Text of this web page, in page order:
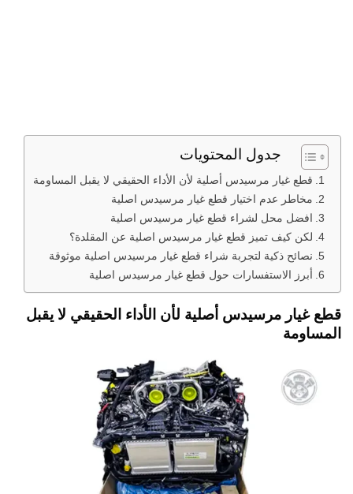
جدول المحتويات
قطع غيار مرسيدس أصلية لأن الأداء الحقيقي لا يقبل المساومة
مخاطر عدم اختيار قطع غيار مرسيدس اصلية
افضل محل لشراء قطع غيار مرسيدس اصلية
لكن كيف تميز قطع غيار مرسيدس اصلية عن المقلدة؟
نصائح ذكية لتجربة شراء قطع غيار مرسيدس اصلية موثوقة
أبرز الاستفسارات حول قطع غيار مرسيدس اصلية
قطع غيار مرسيدس أصلية لأن الأداء الحقيقي لا يقبل
المساومة